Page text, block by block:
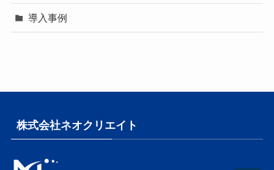
導入事例
株式会社ネオクリエイト